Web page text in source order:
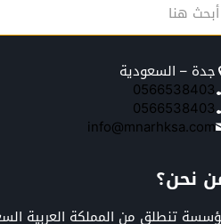
جدة – السعودية
0566538403
0566538403
info@mnarhksa.com
نحن؟
تنطلق من المملكة العربية